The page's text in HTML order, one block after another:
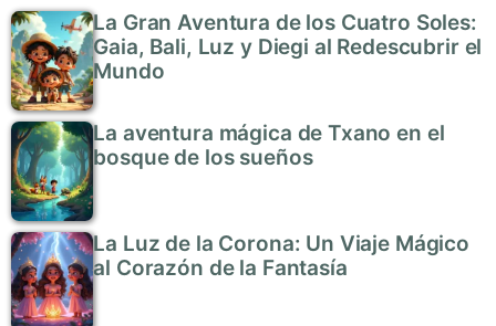
La Gran Aventura de los Cuatro Soles:
Gaia, Bali, Luz y Diegi al Redescubrir el
Mundo
La aventura mágica de Txano en el
bosque de los sueños
La Luz de la Corona: Un Viaje Mágico
al Corazón de la Fantasía